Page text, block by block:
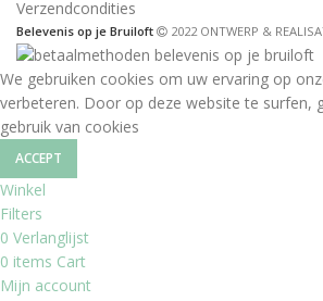
Verzendcondities
Belevenis op je Bruiloft 2022 ONTWERP &
We gebruiken cookies om uw ervaring op
verbeteren. Door op deze website te surfen,
gebruik van cookies
ACCEPT
Winkel
Filters
0 Verlanglijst
0 items Cart
Mijn account